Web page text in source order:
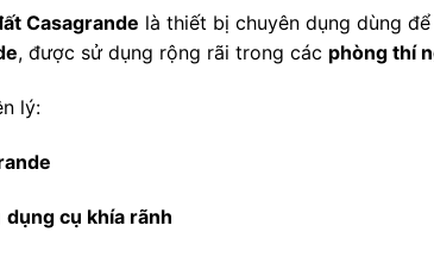
Casagrande là thiết bị chuyên dụng dùng để
, được sử dụng rộng rãi trong các phòng thí
lý:
dụng cụ khía rãnh